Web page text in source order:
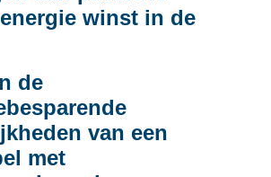
winst in de
de
van een
met